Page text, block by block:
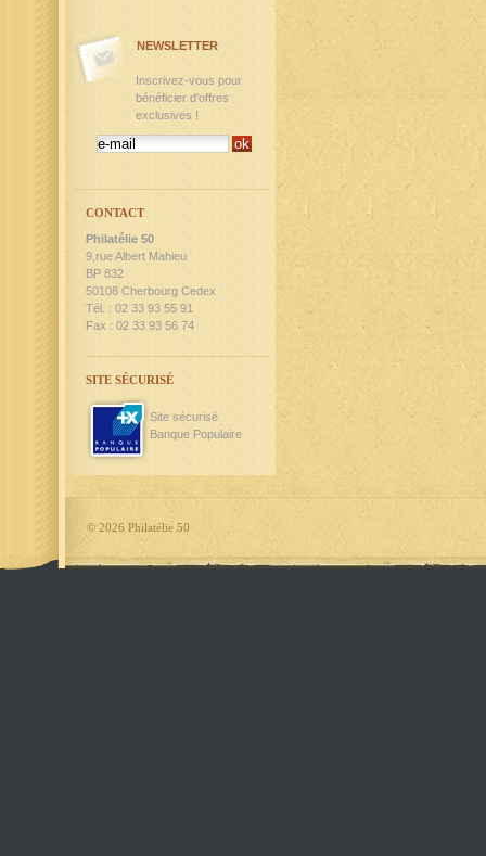
NEWSLETTER
Inscrivez-vous pour
bénéficier d'offres
exclusives !
CONTACT
Philatélie 50
9,rue Albert Mahieu
BP 832
50108 Cherbourg Cedex
Tél. : 02 33 93 55 91
Fax : 02 33 93 56 74
SITE SÉCURISÉ
Site sécurisé
Banque Populaire
© 2026 Philatélie 50